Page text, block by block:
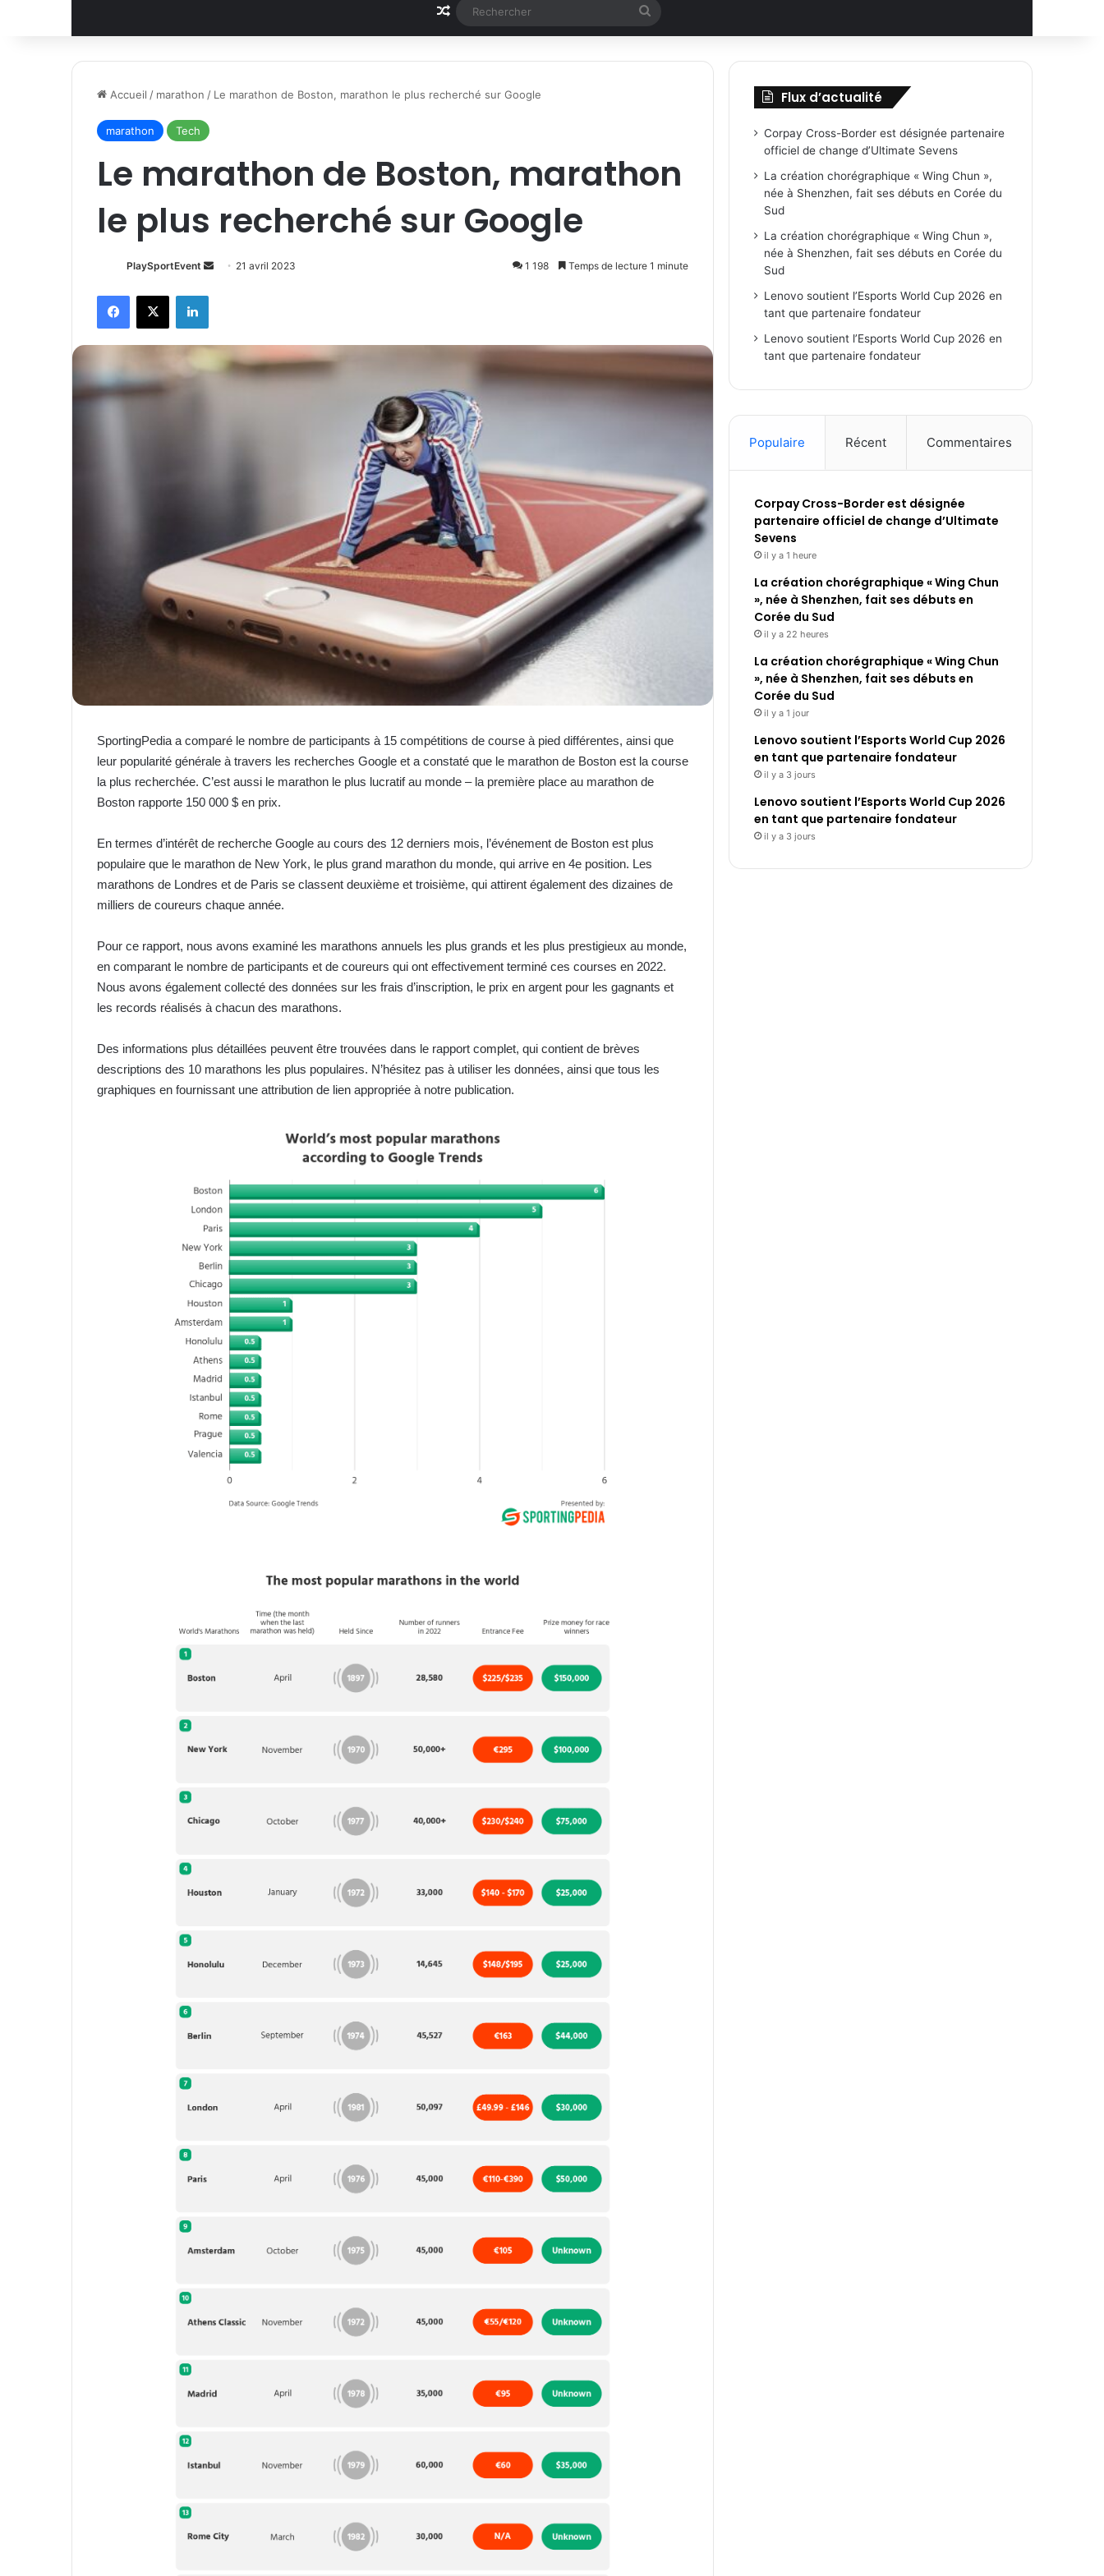
Article Aléatoire Rechercher
Accueil / marathon / Le marathon de Boston, marathon le plus recherché sur Google
marathon Tech
Le marathon de Boston, marathon
le plus recherché sur Google
PlaySportEvent
Envoyer21 avril 2023 1 198 Temps de lecture 1 minute
Facebook
X Linkedin
SportingPedia a comparé le nombre de participants à 15 compétitions de course à pied différentes, ainsi que
leur popularité générale à travers les recherches Google et a constaté que le marathon de Boston est la course
la plus recherchée. C’est aussi le marathon le plus lucratif au monde – la première place au marathon de
Boston rapporte 150 000 $ en prix.
En termes d’intérêt de recherche Google au cours des 12 derniers mois, l’événement de Boston est plus
populaire que le marathon de New York, le plus grand marathon du monde, qui arrive en 4e position. Les
marathons de Londres et de Paris se classent deuxième et troisième, qui attirent également des dizaines de
milliers de coureurs chaque année.
Pour ce rapport, nous avons examiné les marathons annuels les plus grands et les plus prestigieux au monde,
en comparant le nombre de participants et de coureurs qui ont effectivement terminé ces courses en 2022.
Nous avons également collecté des données sur les frais d’inscription, le prix en argent pour les gagnants et
les records réalisés à chacun des marathons.
Des informations plus détaillées peuvent être trouvées dans le rapport complet, qui contient de brèves
descriptions des 10 marathons les plus populaires. N’hésitez pas à utiliser les données, ainsi que tous les
graphiques en fournissant une attribution de lien appropriée à notre publication.
Flux d’actualité
Corpay Cross-Border est désignée partenaire
officiel de change d’Ultimate Sevens
La création chorégraphique « Wing Chun »,
née à Shenzhen, fait ses débuts en Corée du
Sud
La création chorégraphique « Wing Chun »,
née à Shenzhen, fait ses débuts en Corée du
Sud
Lenovo soutient l’Esports World Cup 2026 en
tant que partenaire fondateur
Lenovo soutient l’Esports World Cup 2026 en
tant que partenaire fondateur
Populaire Récent Commentaires
Corpay Cross-Border est désignée
partenaire officiel de change d’Ultimate
Sevens
il y a 1 heure
La création chorégraphique « Wing Chun
», née à Shenzhen, fait ses débuts en
Corée du Sud
il y a 22 heures
La création chorégraphique « Wing Chun
», née à Shenzhen, fait ses débuts en
Corée du Sud
il y a 1 jour
Lenovo soutient l’Esports World Cup 2026
en tant que partenaire fondateur
il y a 3 jours
Lenovo soutient l’Esports World Cup 2026
en tant que partenaire fondateur
il y a 3 jours